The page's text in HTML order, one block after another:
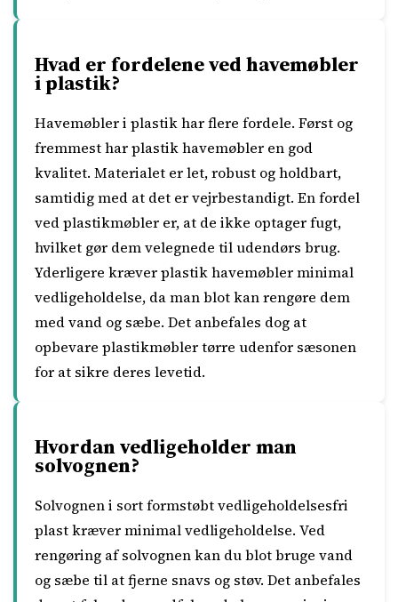
Hvad er fordelene ved havemøbler
i plastik?
Havemøbler i plastik har flere fordele. Først og
fremmest har plastik havemøbler en god
kvalitet. Materialet er let, robust og holdbart,
samtidig med at det er vejrbestandigt. En fordel
ved plastikmøbler er, at de ikke optager fugt,
hvilket gør dem velegnede til udendørs brug.
Yderligere kræver plastik havemøbler minimal
vedligeholdelse, da man blot kan rengøre dem
med vand og sæbe. Det anbefales dog at
opbevare plastikmøbler tørre udenfor sæsonen
for at sikre deres levetid.
Hvordan vedligeholder man
solvognen?
Solvognen i sort formstøbt vedligeholdelsesfri
plast kræver minimal vedligeholdelse. Ved
rengøring af solvognen kan du blot bruge vand
og sæbe til at fjerne snavs og støv. Det anbefales